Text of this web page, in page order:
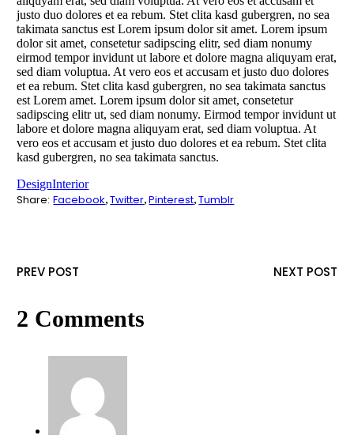
justo duo dolores et ea rebum. Stet clita kasd gubergren, no sea
takimata sanctus est Lorem ipsum dolor sit amet. Lorem ipsum
dolor sit amet, consetetur sadipscing elitr, sed diam nonumy
eirmod tempor invidunt ut labore et dolore magna aliquyam erat,
sed diam voluptua. At vero eos et accusam et justo duo dolores
et ea rebum. Stet clita kasd gubergren, no sea takimata sanctus
est Lorem amet. Lorem ipsum dolor sit amet, consetetur
sadipscing elitr ut, sed diam nonumy. Eirmod tempor invidunt ut
labore et dolore magna aliquyam erat, sed diam voluptua. At
vero eos et accusam et justo duo dolores et ea rebum. Stet clita
kasd gubergren, no sea takimata sanctus.
DesignInterior
Share: Facebook Twitter Pinterest Tumblr
PREV POST NEXT POST
2 Comments